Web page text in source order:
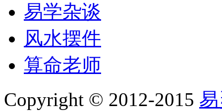
易学杂谈
风水摆件
算命老师
Copyright © 2012-2015